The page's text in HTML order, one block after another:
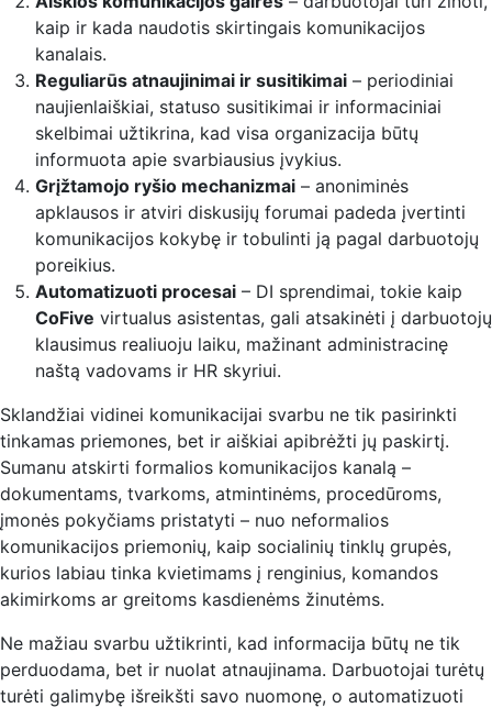
kaip ir kada naudotis skirtingais komunikacijos
kanalais.
Reguliarūs atnaujinimai ir susitikimai – periodiniai
naujienlaiškiai, statuso susitikimai ir informaciniai
skelbimai užtikrina, kad visa organizacija būtų
informuota apie svarbiausius įvykius.
Grįžtamojo ryšio mechanizmai – anoniminės
apklausos ir atviri diskusijų forumai padeda įvertinti
komunikacijos kokybę ir tobulinti ją pagal darbuotojų
poreikius.
Automatizuoti procesai – DI sprendimai, tokie kaip
CoFive virtualus asistentas, gali atsakinėti į darbuotojų
klausimus realiuoju laiku, mažinant administracinę
naštą vadovams ir HR skyriui.
Sklandžiai vidinei komunikacijai svarbu ne tik pasirinkti
tinkamas priemones, bet ir aiškiai apibrėžti jų paskirtį.
Sumanu atskirti formalios komunikacijos kanalą –
dokumentams, tvarkoms, atmintinėms, procedūroms,
įmonės pokyčiams pristatyti – nuo neformalios
komunikacijos priemonių, kaip socialinių tinklų grupės,
kurios labiau tinka kvietimams į renginius, komandos
akimirkoms ar greitoms kasdienėms žinutėms.
Ne mažiau svarbu užtikrinti, kad informacija būtų ne tik
perduodama, bet ir nuolat atnaujinama. Darbuotojai turėtų
turėti galimybę išreikšti savo nuomonę, o automatizuoti